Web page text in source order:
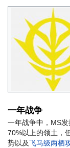
一年战争
一年战争中，MS
70%以上的领土，
势以及飞马级两栖